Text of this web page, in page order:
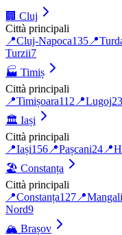
🏢 Cluj
Città principali
📍Cluj-Napoca135 📍
Turzii7
🏭 Timiș
Città principali
📍Timișoara112 📍Lugoj23
🏛️ Iași
Città principali
📍Iași156 📍Pașcani24 📍
🏖️ Constanța
Città principali
📍Constanța127 📍
Nord9
🏔️ Brașov